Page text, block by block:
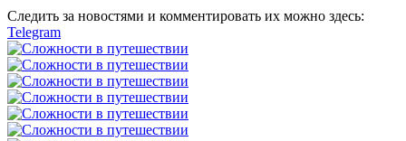
Следить за новостями и комментировать их можно здесь:
Telegram